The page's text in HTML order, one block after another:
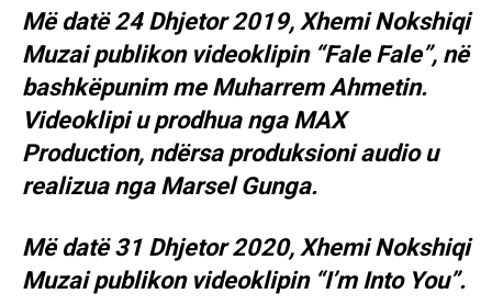
Më datë 24 Dhjetor 2019, Xhemi Nokshiqi
Muzai publikon videoklipin “Fale Fale”, në
bashkëpunim me Muharrem Ahmetin.
Videoklipi u prodhua nga MAX
Production, ndërsa produksioni audio u
realizua nga Marsel Gunga.
Më datë 31 Dhjetor 2020, Xhemi Nokshiqi
Muzai publikon videoklipin “I’m Into You”.